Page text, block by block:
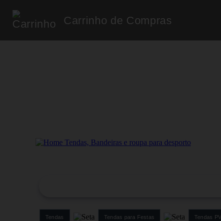
Carrinho de Compras
Tendas Tendas para Festas Tendas